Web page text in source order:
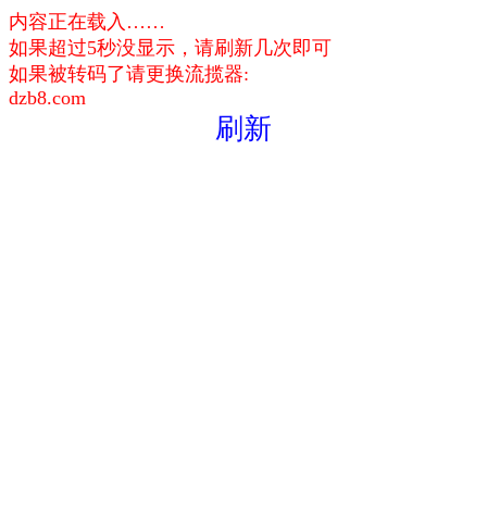
内容正在载入……
如果超过5秒没显示，请刷新几次即可
如果被转码了请更换流揽器:
dzb8.com
刷新